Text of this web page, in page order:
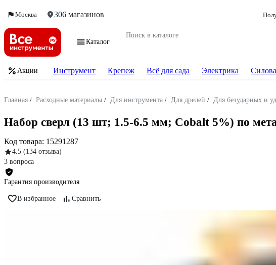
Москва 306 магазинов
Каталог
Акции Инструмент Крепеж Всё для сада Электрика
Главная / Расходные материалы / Для инструмента / Для дрелей / Для безударных и
Набор сверл (13 шт; 1.5-6.5 мм; Cobalt 5%) по
Код товара: 15291287
4.5 (134 отзыва)
3 вопроса
Гарантия производителя
В избранное Сравнить